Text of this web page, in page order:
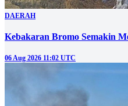
DAERAH
Kebakaran Bromo Semakin
06 Aug 2026 11:02 UTC